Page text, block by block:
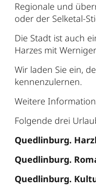
Regionale und
oder der Selketal-
Die Stadt ist auch
Harzes mit
Wir laden Sie ein,
kennenzulernen.
Weitere
Folgende drei
Quedlinburg.
Quedlinburg.
Quedlinburg.